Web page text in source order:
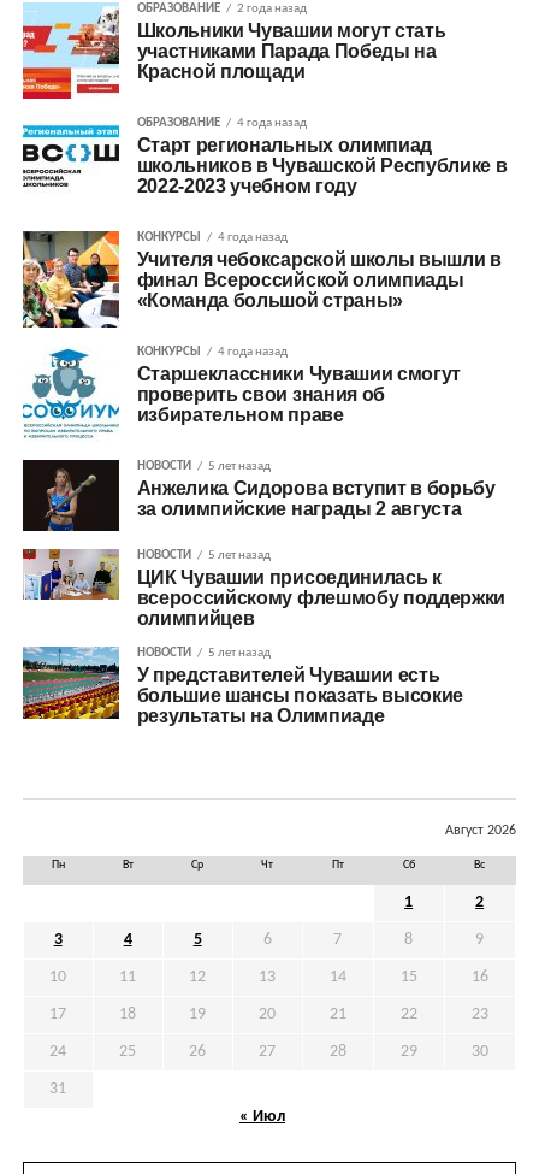
ОБРАЗОВАНИЕ 2 года назад
Школьники Чувашии могут стать
участниками Парада Победы на
Красной площади
ОБРАЗОВАНИЕ 4 года назад
Старт региональных олимпиад
школьников в Чувашской Республике в
2022-2023 учебном году
КОНКУРСЫ 4 года назад
Учителя чебоксарской школы вышли в
финал Всероссийской олимпиады
«Команда большой страны»
КОНКУРСЫ 4 года назад
Старшеклассники Чувашии смогут
проверить свои знания об
избирательном праве
НОВОСТИ 5 лет назад
Анжелика Сидорова вступит в борьбу
за олимпийские награды 2 августа
НОВОСТИ 5 лет назад
ЦИК Чувашии присоединилась к
всероссийскому флешмобу поддержки
олимпийцев
НОВОСТИ 5 лет назад
У представителей Чувашии есть
большие шансы показать высокие
результаты на Олимпиаде
Август 2026
Пн Вт Ср Чт Пт Сб Вс
1 2
3 4 5 6 7 8 9
10 11 12 13 14 15 16
17 18 19 20 21 22 23
24 25 26 27 28 29 30
31
« Июл